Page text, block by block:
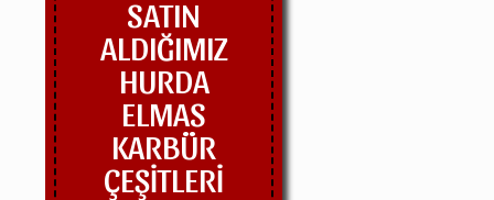
SATIN
ALDIĞIMIZ
HURDA
ELMAS
KARBÜR
ÇEŞİTLERİ